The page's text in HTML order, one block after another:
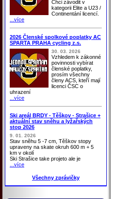
Chci závodit v
kategorii Elite a U23 /
Continentání licencí.
...více
2026 Členské spolkové poplatky AC
SPARTA PRAHA cycling z.s.
30. 03. 2026
Vzhledem k zákonné
povinnosti vybírat
členské poplatky,
prosím všechny
členy ACS, kteří mají
licenci ČSC o
uhrazení
...více
Ski areál BRDY - Těškov - Strašice +
aktuální stav sněhu a lyžařských
stop 2026
9. 01. 2026
Stav sněhu 5 -7 cm, Těškov stopy
upraveny na skate okruh 600 m + 5
km v okolí
Ski Strašice take projeto ale je
...více
Všechny zprávičky